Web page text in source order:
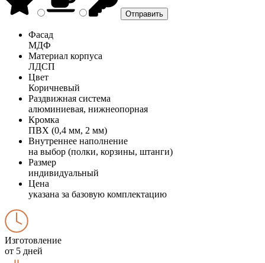
Фасад
МДФ
Материал корпуса
ЛДСП
Цвет
Коричневый
Раздвижная система
алюминиевая, нижнеопорная
Кромка
ПВХ (0,4 мм, 2 мм)
Внутреннее наполнение
на выбор (полки, корзины, штанги)
Размер
индивидуальный
Цена
указана за базовую комплектацию
Изготовление
от 5 дней